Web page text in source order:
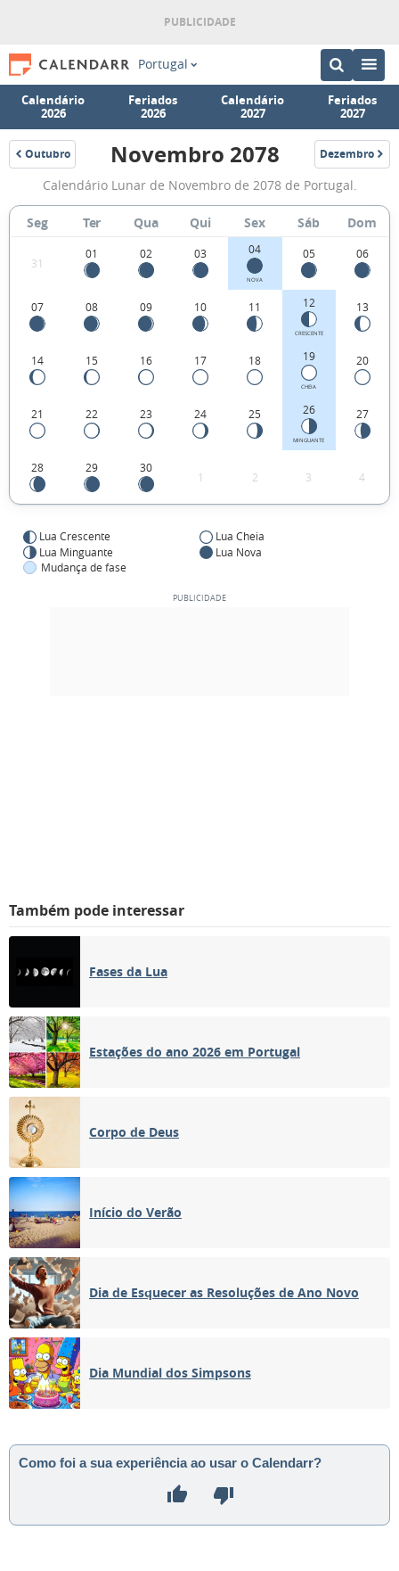
Portugal
Calendário
2026
Feriados
2026
Calendário
2027
Feriados
2027
Outubro
2078
Fases
da
Lua
de
Novembro
2078
Novembro 2078 Dezembro
2078
Calendário Lunar de Novembro de 2078 de Portugal.
Seg Ter Qua Qui Sex Sáb Dom
31
01 02 03 04
NOVA
05 06
07 08 09 10 11 12
CRESCENTE
13
14 15 16 17 18 19
CHEIA
20
21 22 23 24 25 26
MINGUANTE
27
28 29 30
1 2 3 4
Lua Crescente
Lua Cheia
Lua Minguante
Lua Nova
Mudança de fase
Também pode interessar
Fases da Lua
Estações do ano 2026 em Portugal
Corpo de Deus
Início do Verão
Dia de Esquecer as Resoluções de Ano Novo
Dia Mundial dos Simpsons
Como foi a sua experiência ao usar o Calendarr?